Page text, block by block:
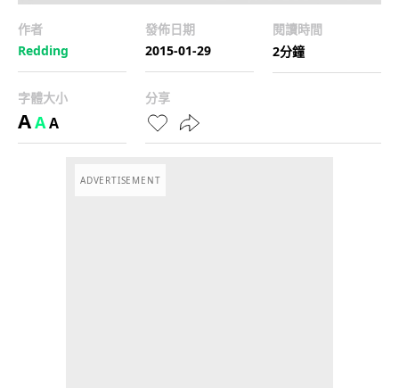
作者
Redding
發佈日期
2015-01-29
閱讀時間
2分鐘
字體大小
AAA
分享
ADVERTISEMENT